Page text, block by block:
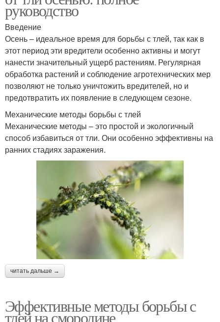
руководство
Введение
Осень – идеальное время для борьбы с тлей, так как в
этот период эти вредители особенно активны и могут
нанести значительный ущерб растениям. Регулярная
обработка растений и соблюдение агротехнических мер
позволяют не только уничтожить вредителей, но и
предотвратить их появление в следующем сезоне.
Механические методы борьбы с тлей
Механические методы – это простой и экологичный
способ избавиться от тли. Они особенно эффективны на
ранних стадиях заражения.
читать дальше →
Эффективные методы борьбы с
тлей на смородине